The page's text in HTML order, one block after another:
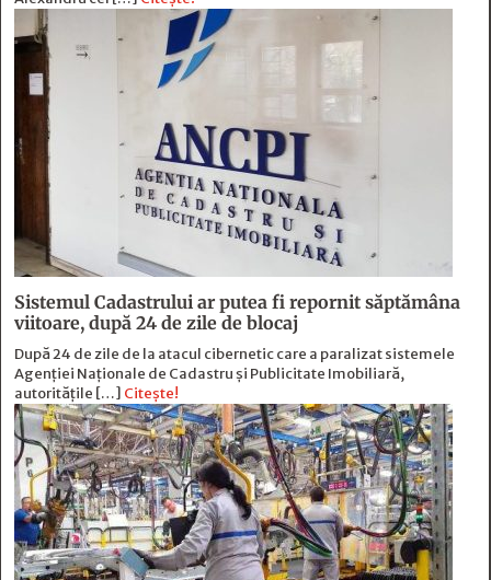
Sistemul Cadastrului ar putea fi repornit săptămâna
viitoare, după 24 de zile de blocaj
După 24 de zile de la atacul cibernetic care a paralizat sistemele
Agenției Naționale de Cadastru și Publicitate Imobiliară,
autoritățile […] Citește!